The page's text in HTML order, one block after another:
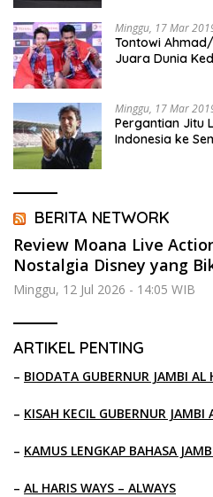
Minggu, 17 Mar
Tontowi
Juara Dunia
Minggu, 17 Mar
Pergantian Jitu
Indonesia ke
BERITA NETWORK
Review Moana Live
Nostalgia Disney yang
Minggu, 12 Jul 2026 - 14:05 WIB
ARTIKEL PENTING
– BIODATA GUBERNUR JAMBI AL
– KISAH KECIL GUBERNUR JAMBI
– KAMUS LENGKAP BAHASA
– AL HARIS WAYS – ALWAYS